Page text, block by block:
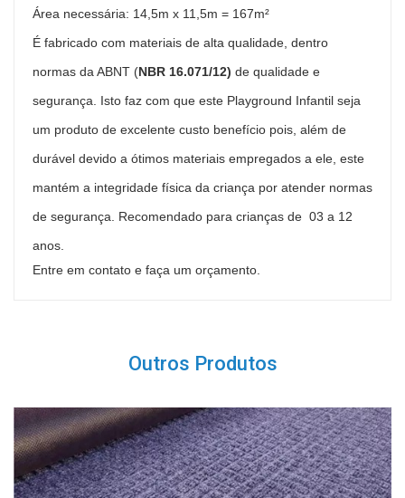
Área necessária: 14,5m x 11,5m = 167m²
É fabricado com materiais de alta qualidade, dentro
normas da ABNT (NBR 16.071/12) de qualidade e
segurança. Isto faz com que este Playground Infantil seja
um produto de excelente custo benefício pois, além de
durável devido a ótimos materiais empregados a ele, este
mantém a integridade física da criança por atender normas
de segurança. Recomendado para crianças de 03 a 12
anos.
Entre em contato e faça um orçamento.
Outros Produtos